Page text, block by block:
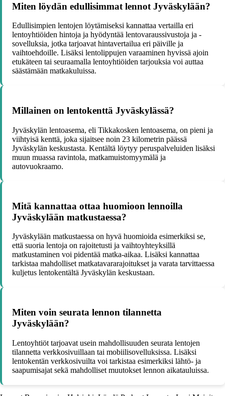
Miten löydän edullisimmat lennot Jyväskylään?
Edullisimpien lentojen löytämiseksi kannattaa vertailla eri
lentoyhtiöiden hintoja ja hyödyntää lentovaraussivustoja ja -
sovelluksia, jotka tarjoavat hintavertailua eri päiville ja
vaihtoehdoille. Lisäksi lentolippujen varaaminen hyvissä ajoin
etukäteen tai seuraamalla lentoyhtiöiden tarjouksia voi auttaa
säästämään matkakuluissa.
Millainen on lentokenttä Jyväskylässä?
Jyväskylän lentoasema, eli Tikkakosken lentoasema, on pieni ja
viihtyisä kenttä, joka sijaitsee noin 23 kilometrin päässä
Jyväskylän keskustasta. Kentältä löytyy peruspalveluiden lisäksi
muun muassa ravintola, matkamuistomyymälä ja
autovuokraamo.
Mitä kannattaa ottaa huomioon lennoilla
Jyväskylään matkustaessa?
Jyväskylään matkustaessa on hyvä huomioida esimerkiksi se,
että suoria lentoja on rajoitetusti ja vaihtoyhteyksillä
matkustaminen voi pidentää matka-aikaa. Lisäksi kannattaa
tarkistaa mahdolliset matkatavararajoitukset ja varata tarvittaessa
kuljetus lentokentältä Jyväskylän keskustaan.
Miten voin seurata lennon tilannetta
Jyväskylään?
Lentoyhtiöt tarjoavat usein mahdollisuuden seurata lentojen
tilannetta verkkosivuillaan tai mobiilisovelluksissa. Lisäksi
lentokentän verkkosivuilta voi tarkistaa esimerkiksi lähtö- ja
saapumisajat sekä mahdolliset muutokset lennon aikatauluissa.